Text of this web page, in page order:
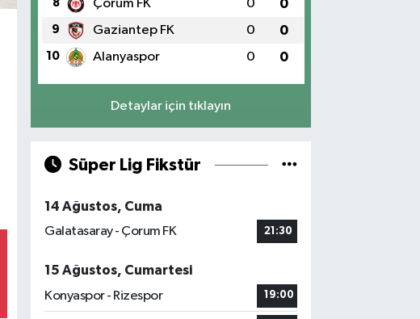
8 Çorum FK 0 0
9 Gaziantep FK 0 0
10 Alanyaspor 0 0
Detaylar için tıklayın
Süper Lig Fikstür
14 Ağustos, Cuma
Galatasaray - Çorum FK
21:30
15 Ağustos, Cumartesi
Konyaspor - Rizespor
19:00